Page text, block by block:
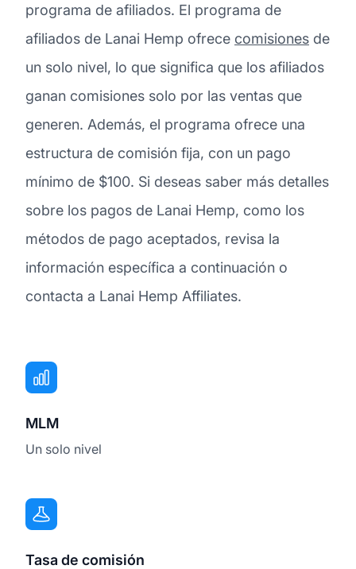
programa de afiliados. El programa de
afiliados de Lanai Hemp ofrece comisiones de
un solo nivel, lo que significa que los afiliados
ganan comisiones solo por las ventas que
generen. Además, el programa ofrece una
estructura de comisión fija, con un pago
mínimo de $100. Si deseas saber más detalles
sobre los pagos de Lanai Hemp, como los
métodos de pago aceptados, revisa la
información específica a continuación o
contacta a Lanai Hemp Affiliates.
MLM
Un solo nivel
Tasa de comisión